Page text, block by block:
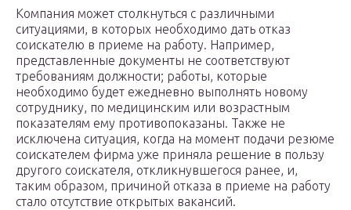
Компания может столкнуться с различными
ситуациями, в которых необходимо дать отказ
соискателю в приеме на работу. Например,
представленные документы не соответствуют
требованиям должности; работы, которые
необходимо будет ежедневно выполнять новому
сотруднику, по медицинским или возрастным
показателям ему противопоказаны. Также не
исключена ситуация, когда на момент подачи резюме
соискателем фирма уже приняла решение в пользу
другого соискателя, откликнувшегося ранее, и,
таким образом, причиной отказа в приеме на работу
стало отсутствие открытых вакансий.